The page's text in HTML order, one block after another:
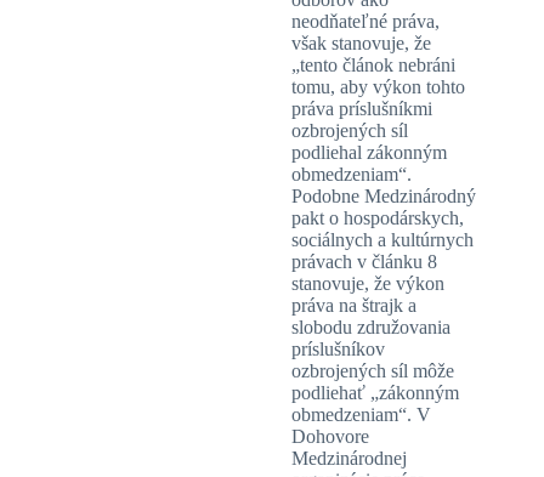
neodňateľné práva,
však stanovuje, že
„tento článok nebráni
tomu, aby výkon tohto
práva príslušníkmi
ozbrojených síl
podliehal zákonným
obmedzeniam“.
Podobne Medzinárodný
pakt o hospodárskych,
sociálnych a kultúrnych
právach v článku 8
stanovuje, že výkon
práva na štrajk a
slobodu združovania
príslušníkov
ozbrojených síl môže
podliehať „zákonným
obmedzeniam“. V
Dohovore
Medzinárodnej